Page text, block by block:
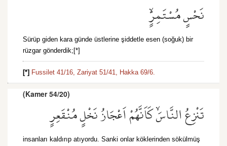
نَحْسٍ مُسْتَمِرٍّۙ
Sürüp giden kara günde üstlerine şiddetle esen (soğuk) bir
rüzgar gönderdik;[*]
[*] Fussilet 41/16, Zariyat 51/41, Hakka 69/6.
(Kamer 54/20)
تَنْزِعُ النَّاسَۙ كَاَنَّهُمْ اَعْجَازُ نَخْلٍ مُنْقَعِرٍ
insanları kaldırıp atıyordu. Sanki onlar köklerinden sökülmüş